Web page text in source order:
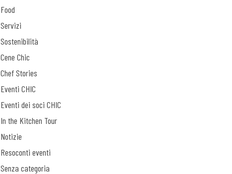
Food
Servizi
Sostenibilità
Cene Chic
Chef Stories
Eventi CHIC
Eventi dei soci CHIC
In the Kitchen Tour
Notizie
Resoconti eventi
Senza categoria